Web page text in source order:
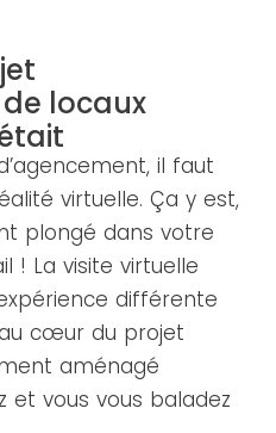
locaux
il faut
virtuelle. Ça y est,
plongé dans votre
! La visite virtuelle
différente
cœur du projet
aménagé
et vous vous baladez